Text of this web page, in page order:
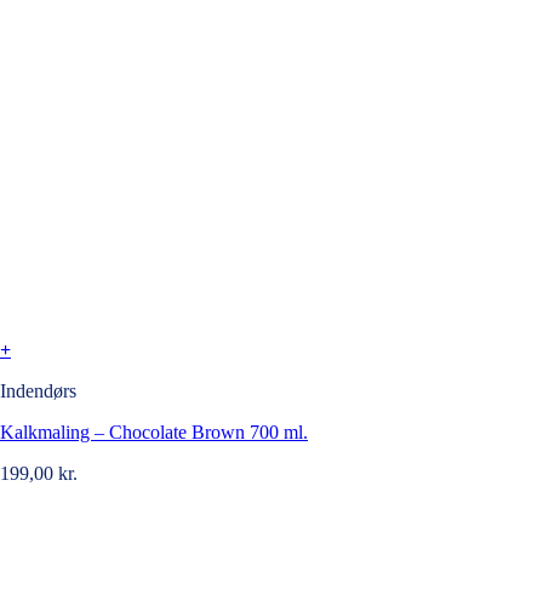
+
Indendørs
Kalkmaling – Chocolate Brown 700 ml.
199,00 kr.